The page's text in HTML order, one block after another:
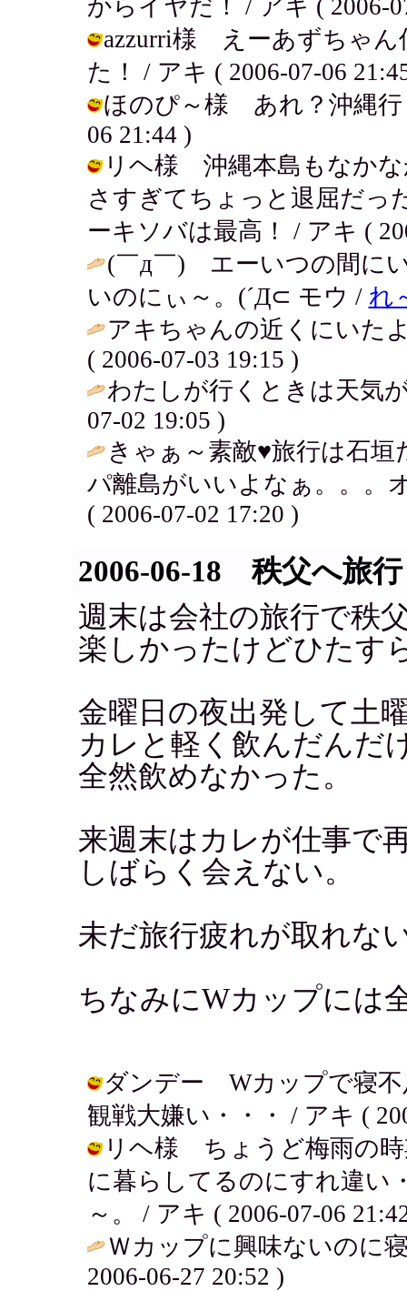
からイヤだ！ / アキ ( 2006-
azzurri様 えーあずちゃん
た！ / アキ ( 2006-07-06
ほのぴ～様 あれ？沖縄行
06 21:44 )
リヘ様 沖縄本島もなかな
さすぎてちょっと退屈だっ
ーキソバは最高！ / アキ (
(￣д￣) エーいつの間に
いのにぃ～。(´Д⊂ モウ / れ
アキちゃんの近くにい
( 2006-07-03 19:15 )
わたしが行くときは天気
07-02 19:05 )
きゃぁ～素敵♥旅行は石
パ離島がいいよなぁ。。。
( 2006-07-02 17:20 )
2006-06-18 秩父へ旅行
週末は会社の旅行で秩
楽しかったけどひたす
金曜日の夜出発して土
カレと軽く飲んだんだ
全然飲めなかった。
来週末はカレが仕事で
しばらく会えない。
未だ旅行疲れが取れな
ちなみにWカップには
ダンデー Wカップで寝不
観戦大嫌い・・・ / アキ (
リヘ様 ちょうど梅雨の時
に暮らしてるのにすれ違い
～。 / アキ ( 2006-07-06
Ｗカップに興味ないのに
2006-06-27 20:52 )